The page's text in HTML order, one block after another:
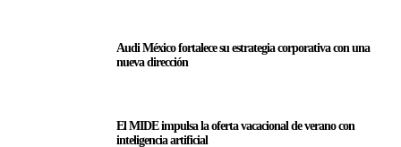
Audi México fortalece su estrategia corporativa con una
nueva dirección
El MIDE impulsa la oferta vacacional de verano con
inteligencia artificial